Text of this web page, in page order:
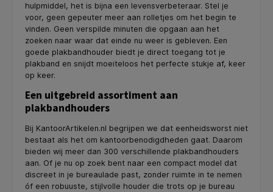
hulpmiddel, het is bijna een levensverbeteraar. Stel je
voor, geen gepeuter meer aan rolletjes om het begin te
vinden. Geen verspilde minuten die opgaan aan het
zoeken naar waar dat einde nu weer is gebleven. Een
goede plakbandhouder biedt je direct toegang tot je
plakband en snijdt moeiteloos het perfecte stukje af, keer
op keer.
Een uitgebreid assortiment aan
plakbandhouders
Bij KantoorArtikelen.nl begrijpen we dat eenheidsworst niet
bestaat als het om kantoorbenodigdheden gaat. Daarom
bieden wij meer dan 300 verschillende plakbandhouders
aan. Of je nu op zoek bent naar een compact model dat
discreet in je bureaulade past, zonder ruimte in te nemen
óf een robuuste, stijlvolle houder die trots op je bureau